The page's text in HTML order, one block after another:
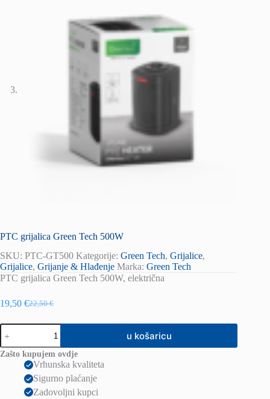
PTC grijalica Green Tech 500W
SKU: PTC-GT500 Kategorije: Green Tech, Grijalice,
Grijalice, Grijanje & Hlađenje Marka: Green Tech
PTC grijalica Green Tech 500W, električna
22,50€
Izvorna
22,50 €.
19,50 €Trenutna
19,50 €.
PTC
grijalica
Green
Tech
količina
u košaricu
Zašto kupujem ovdje
Vrhunska kvaliteta
Sigurno plaćanje
Zadovoljni kupci